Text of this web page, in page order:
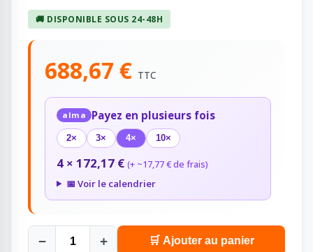
🚚 DISPONIBLE SOUS 24-48H
688,67 € TTC
alma Payez en plusieurs fois
2× 3× 4× 10×
4 × 172,17 € (+ ~17,77 € de frais)
📅 Voir le calendrier
− + 🛒 Ajouter au panier